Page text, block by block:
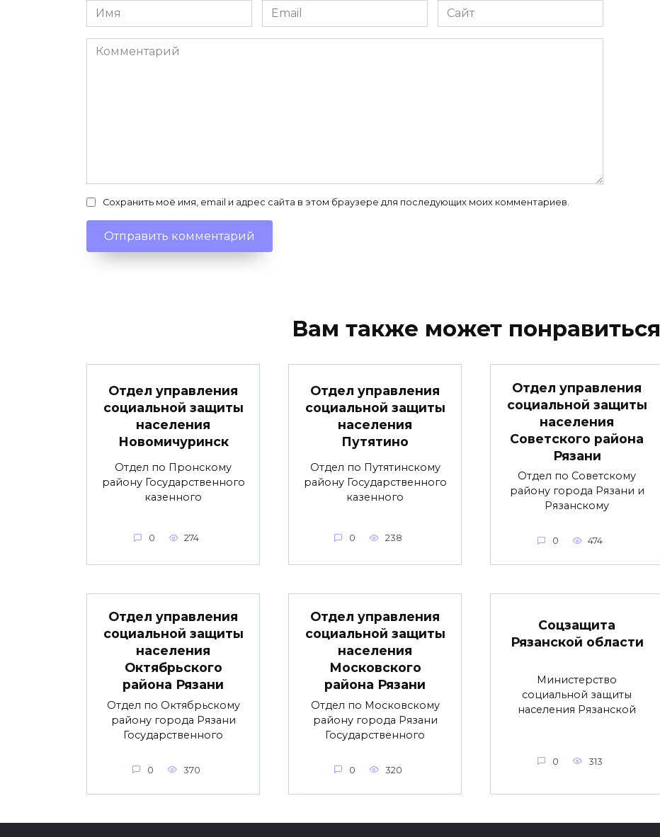
Имя
*
Email
*
Сайт
Комментарий
Сохранить моё имя, email и адрес сайта в этом браузере для последующих моих комментариев.
Вам также может понравиться
Отдел управления
социальной защиты
населения
Новомичуринск
Отдел по Пронскому
району Государственного
казенного
0 274
Отдел управления
социальной защиты
населения
Путятино
Отдел по Путятинскому
району Государственного
казенного
0 238
Отдел управления
социальной защиты
населения
Советского района
Рязани
Отдел по Советскому
району города Рязани и
Рязанскому
0 474
Отдел управления
социальной защиты
населения
Октябрьского
района Рязани
Отдел по Октябрьскому
району города Рязани
Государственного
0 370
Отдел управления
социальной защиты
населения
Московского
района Рязани
Отдел по Московскому
району города Рязани
Государственного
0 320
Соцзащита
Рязанской области
Министерство
социальной защиты
населения Рязанской
0 313